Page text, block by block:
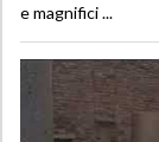
e magnifici ...